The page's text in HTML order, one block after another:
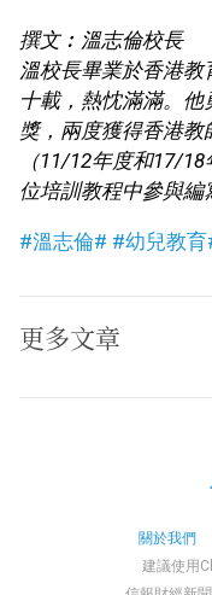
撰文︰溫志倫校長
溫校長畢業於香港
十載，熱忱滿滿。
獎，兩度獲得香港
（11/12年度和17/
位培訓教程中參與編
#溫志倫# #幼兒教育
更多文章
關於我們
建議使用